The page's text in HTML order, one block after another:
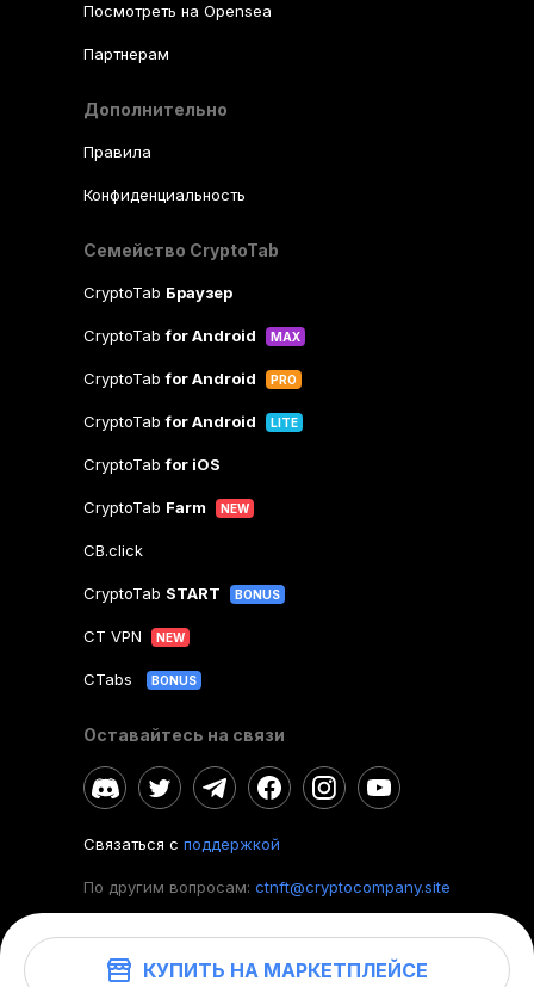
КУПИТЬ НА МАРКЕТПЛЕЙСЕ
Посмотреть на Opensea
Партнерам
Дополнительно
Правила
Конфиденциальность
Семейство CryptoTab
CryptoTab Браузер
CryptoTabfor Android MAX
CryptoTabfor Android PRO
CryptoTabfor Android LITE
CryptoTabfor iOS
CryptoTab Farm NEW
CB.click
CryptoTab START BONUS
CT VPN NEW
CTabs BONUS
Оставайтесь на связи
Связаться с поддержкой
По другим вопросам: ctnft@cryptocompany.site